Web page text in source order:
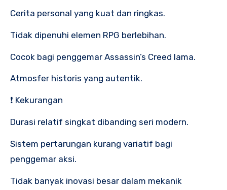
Cerita personal yang kuat dan ringkas.
Tidak dipenuhi elemen RPG berlebihan.
Cocok bagi penggemar Assassin’s Creed lama.
Atmosfer historis yang autentik.
❗ Kekurangan
Durasi relatif singkat dibanding seri modern.
Sistem pertarungan kurang variatif bagi
penggemar aksi.
Tidak banyak inovasi besar dalam mekanik